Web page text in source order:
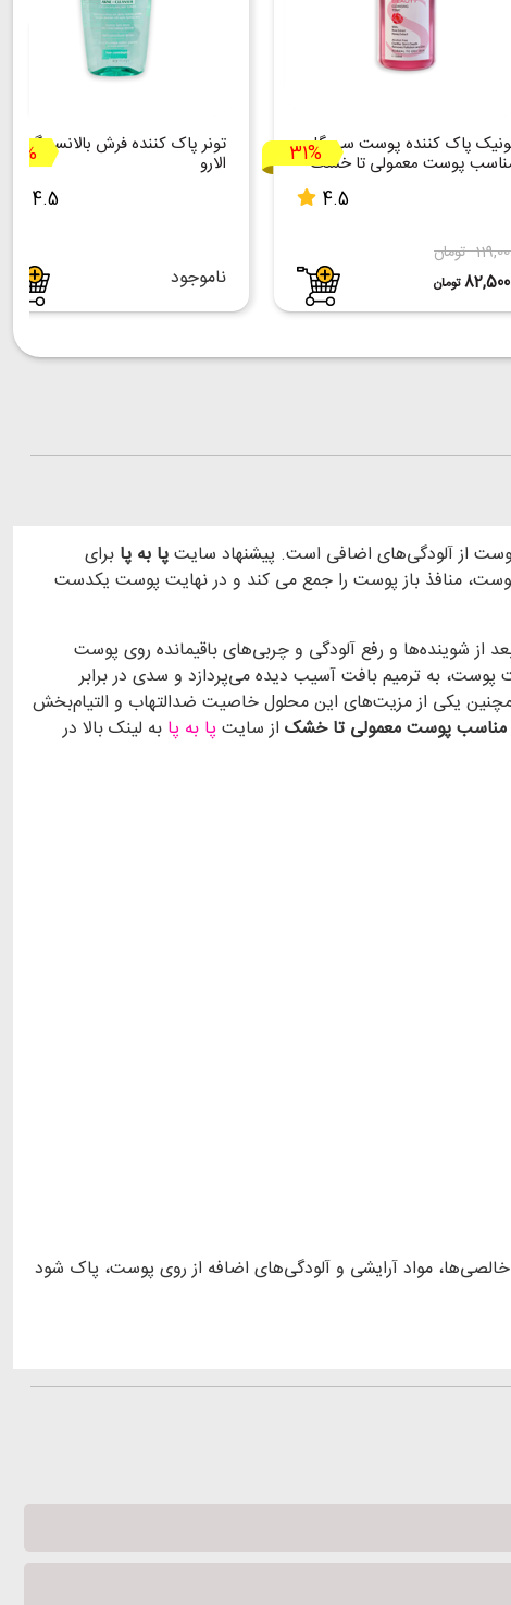
پاک کننده پوست سی گل
پوست معمولی تا خشک
4.5
31%
تومان
82,500تومان
تونر پاک کننده فرش بالانسینگ
الارو
4.5
37%
ناموجود
از آلودگی‌های اضافی است. پیشنهاد سایتپا به پا برای
منافذ باز پوست را جمع می کند و در نهایت پوست یکدست
از شوینده‌ها و رفع آلودگی و چربی‌های باقیمانده روی پوست
یکی از مزیت‌های این محلول خاصیت ضدالتهاب و التیام‌بخش
پوست معمولی تا خشک از سایتپا به پا به لینک بالا در
مواد آرایشی و آلودگی‌های اضافه از روی پوست، پاک شود